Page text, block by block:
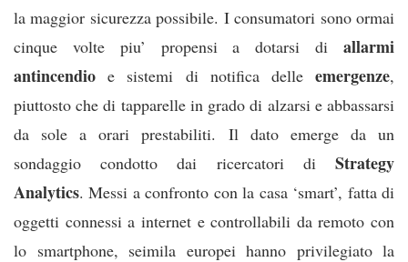
la maggior sicurezza possibile. I consumatori sono ormai
cinque volte piu’ propensi a dotarsi di allarmi
antincendio e sistemi di notifica delle emergenze,
piuttosto che di tapparelle in grado di alzarsi e abbassarsi
da sole a orari prestabiliti. Il dato emerge da un
sondaggio condotto dai ricercatori diStrategy
Analytics. Messi a confronto con la casa ‘smart’, fatta di
oggetti connessi a internet e controllabili da remoto con
lo smartphone, seimila europei hanno privilegiato la